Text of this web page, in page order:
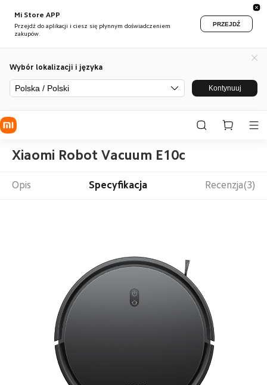
Mi Store APP
Przejdź do aplikacji i ciesz się płynnym doświadczeniem
zakupów.
PRZEJDŹ
Wybór lokalizacji i języka
Polska / Polski Kontynuuj
Xiaomi Robot Vacuum E10c
Opis Specyfikacja Recenzja(3)